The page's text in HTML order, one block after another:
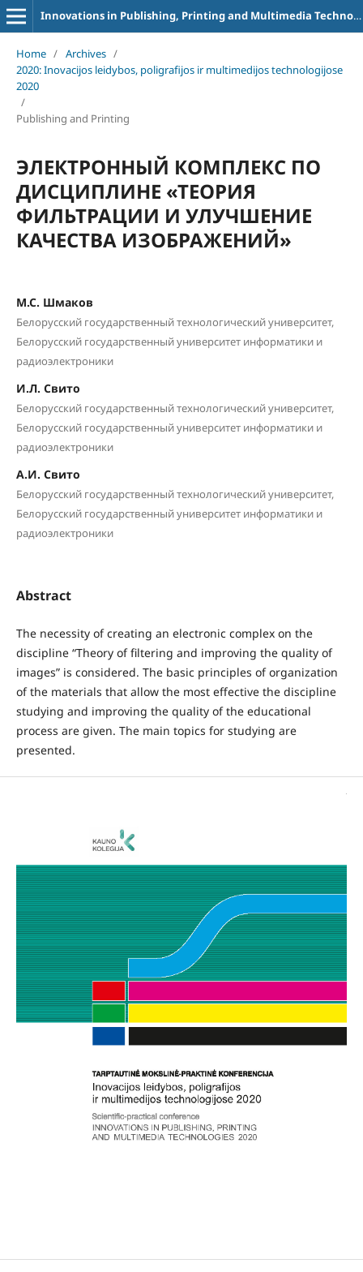
Innovations in Publishing, Printing and Multimedia Technologies
Home / Archives /
2020: Inovacijos leidybos, poligrafijos ir multimedijos technologijose
2020
/
Publishing and Printing
ЭЛЕКТРОННЫЙ КОМПЛЕКС ПО
ДИСЦИПЛИНЕ «ТЕОРИЯ
ФИЛЬТРАЦИИ И УЛУЧШЕНИЕ
КАЧЕСТВА ИЗОБРАЖЕНИЙ»
М.С. Шмаков
Белорусский государственный технологический университет,
Белорусский государственный университет информатики и
радиоэлектроники
И.Л. Свито
Белорусский государственный технологический университет,
Белорусский государственный университет информатики и
радиоэлектроники
А.И. Свито
Белорусский государственный технологический университет,
Белорусский государственный университет информатики и
радиоэлектроники
Abstract
The necessity of creating an electronic complex on the
discipline “Theory of filtering and improving the quality of
images” is considered. The basic principles of organization
of the materials that allow the most effective the discipline
studying and improving the quality of the educational
process are given. The main topics for studying are
presented.